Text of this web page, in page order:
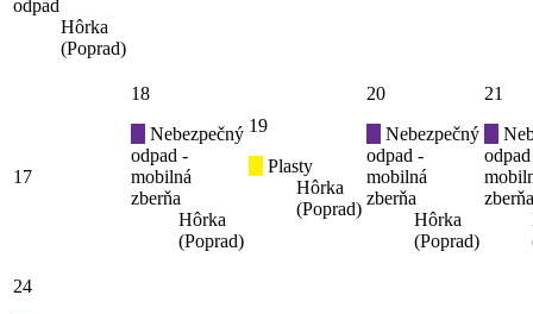
odpad
Hôrka
(Poprad)
17
18
Nebezpečný
odpad -
mobilná
zberňa
Hôrka
(Poprad)
19
Plasty
Hôrka
(Poprad)
20
Nebezpečný
odpad -
mobilná
zberňa
Hôrka
(Poprad)
21
zberňa
24